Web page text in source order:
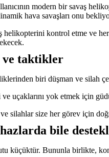
modern bir savaş
hava savaşları onu
kontrol etme ve
ve taktikler
biri düşman ve silah
uçaklarını yok etmek için
silahlar size her görev için
bile
küçüktür. Bununla birlikte,